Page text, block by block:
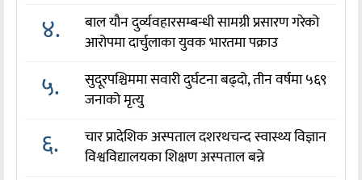
४.
बाल यौन दुर्व्यवहारसम्बन्धी सामग्री प्रसारण गरेको
आरोपमा दार्चुलाका युवक भारतमा पक्राउ
५.
सुदूरपश्चिममा सवारी दुर्घटना बढ्दो, तीन वर्षमा ५६९
जनाको मृत्यु
६.
चार प्रादेशिक अस्पताल दशरथचन्द स्वास्थ्य विज्ञान
विश्वविद्यालयका शिक्षण अस्पताल बन्ने